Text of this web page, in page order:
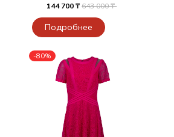
144 700 ₸643 000 ₸
Подробнее
-80%